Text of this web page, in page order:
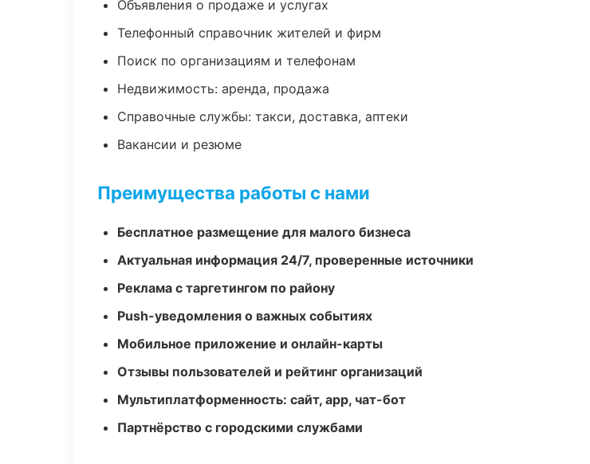
Объявления о продаже и услугах
Телефонный справочник жителей и фирм
Поиск по организациям и телефонам
Недвижимость: аренда, продажа
Справочные службы: такси, доставка, аптеки
Вакансии и резюме
Преимущества работы с нами
Бесплатное размещение для малого бизнеса
Актуальная информация 24/7, проверенные источники
Реклама с таргетингом по району
Push-уведомления о важных событиях
Мобильное приложение и онлайн-карты
Отзывы пользователей и рейтинг организаций
Мультиплатформенность: сайт, app, чат-бот
Партнёрство с городскими службами